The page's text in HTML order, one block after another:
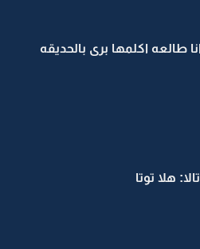
طالعه اكلمها برى بالحديقه
هلا توتا